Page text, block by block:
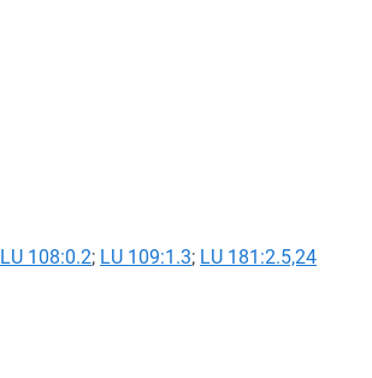
LU 108:0.2; LU 109:1.3; LU 181:2.5,24